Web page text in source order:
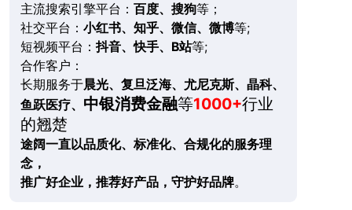
主流搜索引擎平台： 百度、搜狗等；
社交平台： 小红书、知乎、微信、微博等;
短视频平台：抖音、快手、B站等;
合作客户：
长期服务于晨光、复旦泛海、尤尼克斯、晶科、
鱼跃医疗、 中银消费金融等1000+行业
的翘楚
途阔一直以品质化、标准化、合规化的服务理
念，
推广好企业，推荐好产品，守护好品牌。